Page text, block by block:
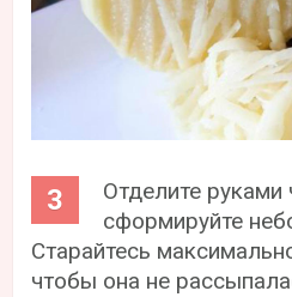
Отделите руками
сформируйте
Старайтесь
чтобы она не